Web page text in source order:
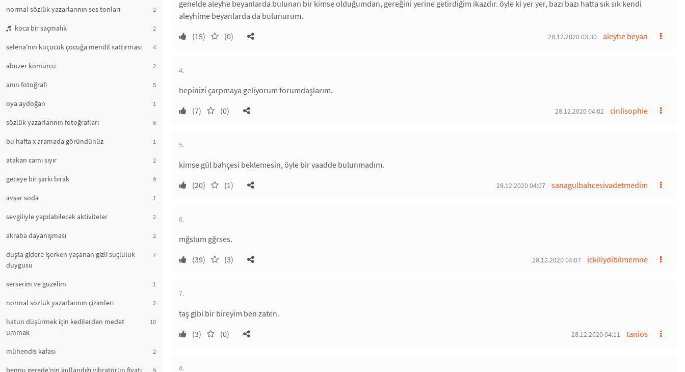
normal sözlük yazarlarının ses tonları 2
koca bir saçmalık 2
selena'nın küçücük çocuğa mendil sattırması 4
abuzer kömürcü 2
anın fotoğrafı 5
oya aydoğan 1
sözlük yazarlarının fotoğrafları 6
bu hafta x aramada göründünüz 1
atakan camı sıyır 2
geceye bir şarkı bırak 9
avşar soda 1
sevgiliyle yapılabilecek aktiviteler 2
akraba dayanışması 2
duşta gidere işerken yaşanan gizli suçluluk
duygusu
7
serserim ve güzelim 1
normal sözlük yazarlarının çizimleri 2
hatun düşürmek için kedilerden medet
ummak
10
mühendis kafası 2
bennu gerede'nin kullandığı vibratörün fiyatı 9
genelde aleyhe beyanlarda bulunan bir kimse olduğumdan, gereğini yerine getirdiğim ikazdır. öyle ki yer yer, bazı bazı hatta sık sık kendi
aleyhime beyanlarda da bulunurum.
(15)
(0) aleyhe beyan
28.12.2020 03:30
4.
hepinizi çarpmaya geliyorum forumdaşlarım.
(7)
(0) cinlisophie
28.12.2020 04:02
5.
kimse gül bahçesi beklemesin, öyle bir vaadde bulunmadım.
(20)
(1) sanagulbahcesivadetmedim
28.12.2020 04:07
6.
mğslum gğrses.
(39)
(3) ickiliydibilmemne
28.12.2020 04:07
7.
taş gibi bir bireyim ben zaten.
(3)
(0) tanios
28.12.2020 04:11
8.